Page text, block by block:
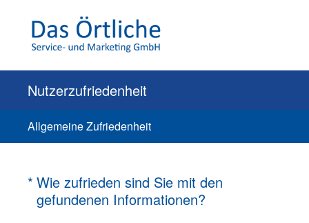
Nutzerzufriedenheit
Allgemeine Zufriedenheit
* Wie zufrieden sind Sie mit den
gefundenen Informationen?
(Erforderlich.)